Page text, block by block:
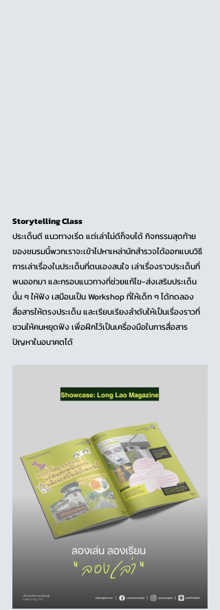
Storytelling Class
ประเด็นดี แนวทางเริ่ด แต่เล่าไม่ดีก็จบได้ กิจกรรมสุดท้าย
ของชมรมนี้พวกเราจะเข้าไปหาเหล่านักสำรวจได้ออกแบบวิธี
การเล่าเรื่องในประเด็นที่ตนเองสนใจ เล่าเรื่องราวประเด็นที่
พบออกมา และกรอบแนวทางที่ช่วยแก้ไข-ส่งเสริมประเด็น
นั้น ๆ ให้ฟัง เสมือนเป็น Workshop ที่ให้เด็ก ๆ ได้ทดลอง
สื่อสารให้ตรงประเด็น และเรียบเรียงลำดับให้เป็นเรื่องราวที่
ชวนให้คนหยุดฟัง เพื่อฝึกไว้เป็นเครื่องมือในการสื่อสาร
ปัญหาในอนาคตได้